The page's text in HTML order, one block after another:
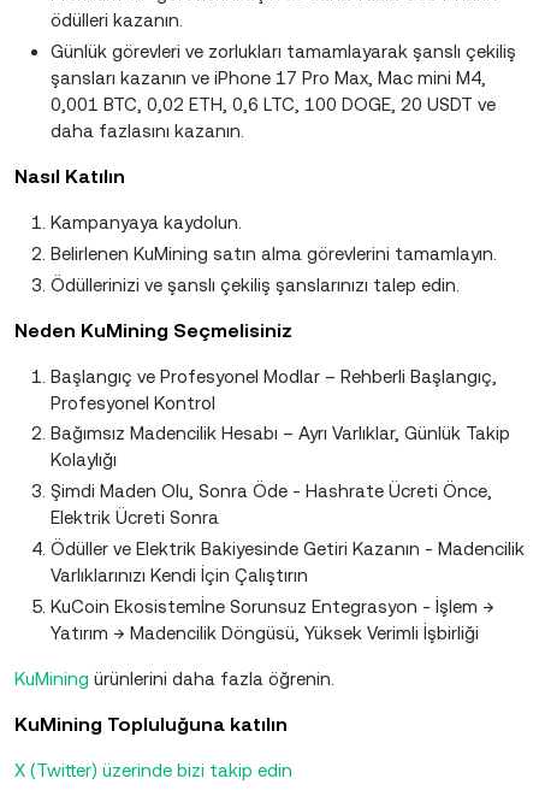
ödülleri kazanın.
Günlük görevleri ve zorlukları tamamlayarak şanslı çekiliş
şansları kazanın ve iPhone 17 Pro Max, Mac mini M4,
0,001 BTC, 0,02 ETH, 0,6 LTC, 100 DOGE, 20 USDT ve
daha fazlasını kazanın.
Nasıl Katılın
Kampanyaya kaydolun.
Belirlenen KuMining satın alma görevlerini tamamlayın.
Ödüllerinizi ve şanslı çekiliş şanslarınızı talep edin.
Neden KuMining Seçmelisiniz
Başlangıç ve Profesyonel Modlar – Rehberli Başlangıç,
Profesyonel Kontrol
Bağımsız Madencilik Hesabı – Ayrı Varlıklar, Günlük Takip
Kolaylığı
Şimdi Maden Olu, Sonra Öde - Hashrate Ücreti Önce,
Elektrik Ücreti Sonra
Ödüller ve Elektrik Bakiyesinde Getiri Kazanın - Madencilik
Varlıklarınızı Kendi İçin Çalıştırın
KuCoin Ekosistemİne Sorunsuz Entegrasyon - İşlem →
Yatırım → Madencilik Döngüsü, Yüksek Verimli İşbirliği
KuMining ürünlerini daha fazla öğrenin.
KuMining Topluluğuna katılın
X (Twitter) üzerinde bizi takip edin